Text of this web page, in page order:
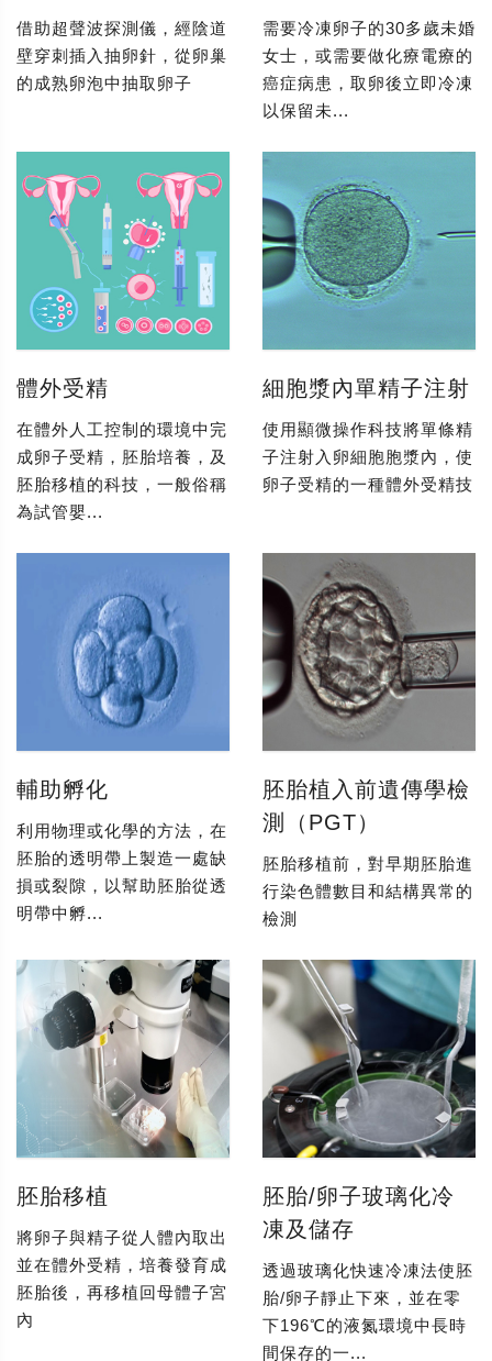
借助超聲波探測儀，經陰道
壁穿刺插入抽卵針，從卵巢
的成熟卵泡中抽取卵子
需要冷凍卵子的30多歲未婚
女士，或需要做化療電療的
癌症病患，取卵後立即冷凍
以保留未...
體外受精
在體外人工控制的環境中完
成卵子受精，胚胎培養，及
胚胎移植的科技，一般俗稱
為試管嬰...
細胞漿內單精子注射
使用顯微操作科技將單條精
子注射入卵細胞胞漿內，使
卵子受精的一種體外受精技
輔助孵化
利用物理或化學的方法，在
胚胎的透明帶上製造一處缺
損或裂隙，以幫助胚胎從透
明帶中孵...
胚胎植入前遺傳學檢
測（PGT）
胚胎移植前，對早期胚胎進
行染色體數目和結構異常的
檢測
胚胎移植
將卵子與精子從人體內取出
並在體外受精，培養發育成
胚胎後，再移植回母體子宮
內
胚胎/卵子玻璃化冷
凍及儲存
透過玻璃化快速冷凍法使胚
胎/卵子靜止下來，並在零
下196℃的液氮環境中長時
間保存的一...